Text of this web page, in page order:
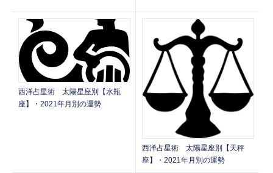
西洋占星術 太陽星座別【水瓶
座】・2021年月別の運勢
西洋占星術 太陽星座別【天秤
座】・2021年月別の運勢